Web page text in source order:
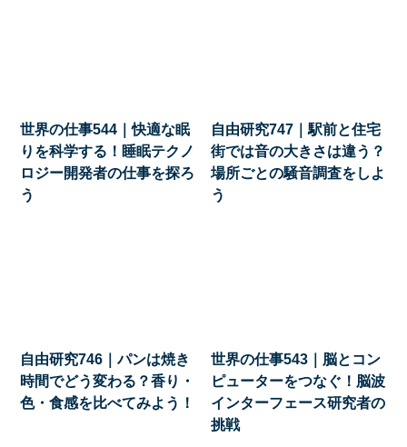
世界の仕事544｜快適な眠
りを科学する！睡眠テクノ
ロジー開発者の仕事を探ろ
う
自由研究747｜駅前と住宅
街では音の大きさは違う？
場所ごとの騒音調査をしよ
う
自由研究746｜パンは焼き
時間でどう変わる？香り・
色・食感を比べてみよう！
世界の仕事543｜脳とコン
ピューターをつなぐ！脳波
インターフェース研究者の
挑戦